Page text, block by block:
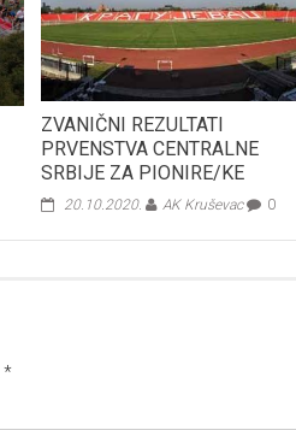
ZVANIČNI REZULTATI
PRVENSTVA CENTRALNE
SRBIJE ZA PIONIRE/KE
20.10.2020. AK Kruševac 0
*